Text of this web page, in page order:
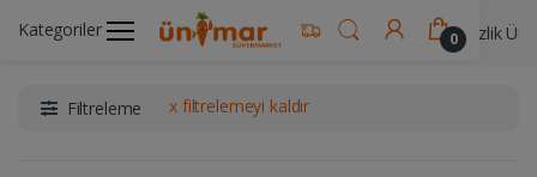
Kategoriler 0
Ünimar Anasayfa Temizlik Ürünleri Ev Temizlik
Filtreleme x filtrelemeyi kaldır